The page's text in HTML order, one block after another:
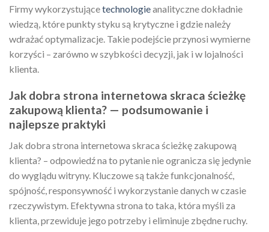
Firmy wykorzystującetechnologieanalityczne dokładnie
wiedzą, które punkty styku są krytyczne i gdzie należy
wdrażać optymalizacje. Takie podejście przynosi wymierne
korzyści – zarówno w szybkości decyzji, jak i w lojalności
klienta.
Jak dobra strona internetowa skraca ścieżkę
zakupową klienta? — podsumowanie i
najlepsze praktyki
Jak dobra strona internetowa skraca ścieżkę zakupową
klienta? – odpowiedź na to pytanie nie ogranicza się jedynie
do wyglądu witryny. Kluczowe są także funkcjonalność,
spójność, responsywność i wykorzystanie danych w czasie
rzeczywistym. Efektywna strona to taka, która myśli za
klienta, przewiduje jego potrzeby i eliminuje zbędne ruchy.